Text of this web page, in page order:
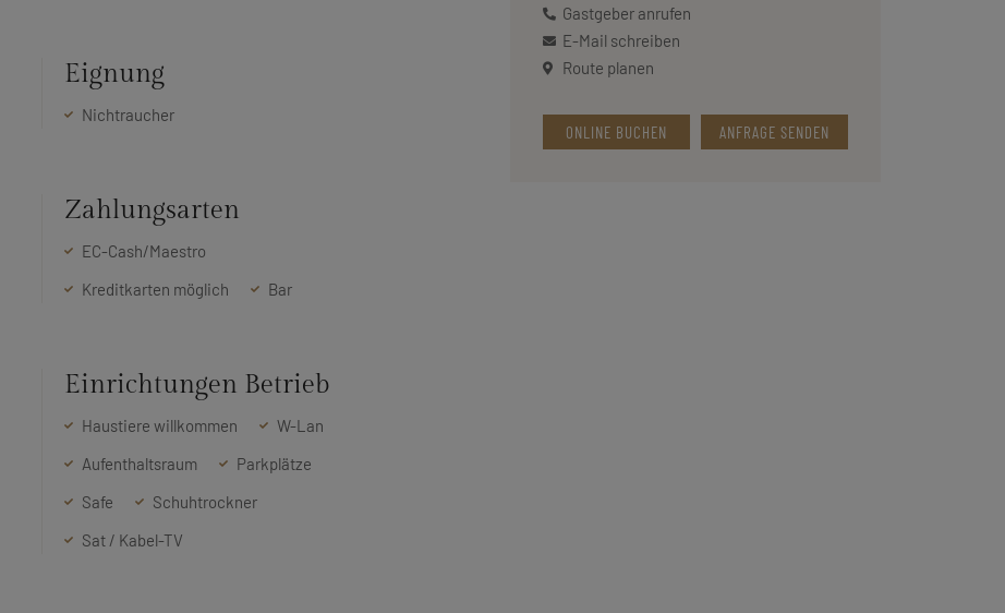
Eignung
Nichtraucher
Zahlungsarten
EC-Cash/Maestro
Kreditkarten möglich
Bar
Einrichtungen Betrieb
Haustiere willkommen
W-Lan
Aufenthaltsraum
Parkplätze
Safe
Schuhtrockner
Sat / Kabel-TV
Gastgeber anrufen
E-Mail schreiben
Route planen
ONLINE BUCHEN ANFRAGE SENDEN